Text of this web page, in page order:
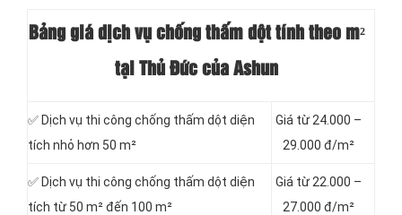
Bảng giá dịch vụ chống thấm dột tính theo m²
tại Thủ Đức của Ashun
✅ Dịch vụ thi công chống thấm dột diện
tích nhỏ hơn 50 m²
Giá từ 24.000 –
29.000 đ/m²
✅ Dịch vụ thi công chống thấm dột diện
tích từ 50 m² đến 100 m²
Giá từ 22.000 –
27.000 đ/m²